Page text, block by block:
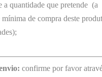
a quantidade que pretende (a
mínima de compra deste
confirme por favor